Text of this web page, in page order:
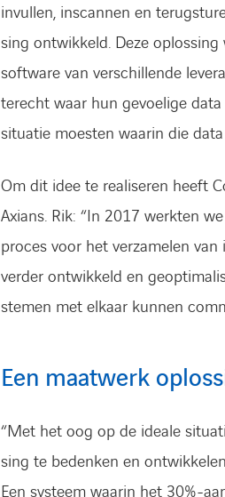
invullen, inscannen en
sing ontwikkeld. Deze
software van verschillende
terecht waar hun gevoelige
situatie moes­ten waarin die
Om dit idee te realiseren heeft
Axians. Rik: “In 2017 werkten
proces voor het verzamelen
verder ontwikkeld en
stemen met elkaar kunnen
Een maatwerk
“Met het oog op de ideale
sing te bedenken en
Een systeem waarin het 30%-